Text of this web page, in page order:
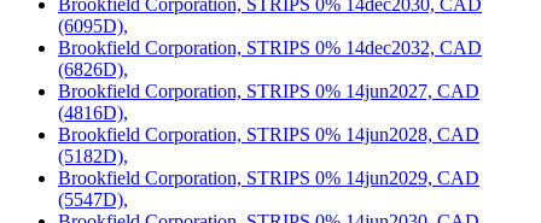
(6095D),
Brookfield Corporation, STRIPS 0% 14dec2032, CAD
(6826D),
Brookfield Corporation, STRIPS 0% 14jun2027, CAD
(4816D),
Brookfield Corporation, STRIPS 0% 14jun2028, CAD
(5182D),
Brookfield Corporation, STRIPS 0% 14jun2029, CAD
(5547D),